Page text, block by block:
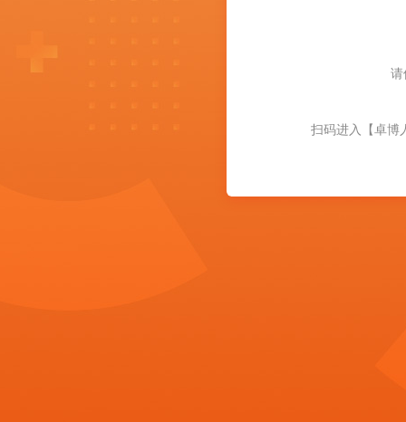
请
扫码进入【卓博